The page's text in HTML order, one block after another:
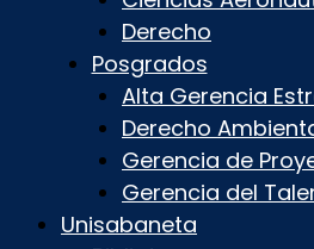
Derecho
Posgrados
Alta Gerencia
Derecho
Gerencia de
Gerencia del
Unisabaneta